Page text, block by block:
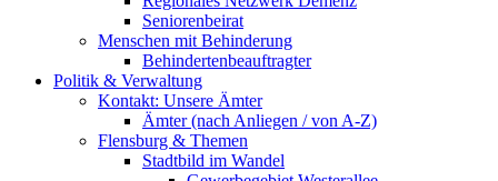
Seniorenbeirat
Menschen mit Behinderung
Behindertenbeauftragter
Politik & Verwaltung
Kontakt: Unsere Ämter
Ämter (nach Anliegen / von A-Z)
Flensburg & Themen
Stadtbild im Wandel